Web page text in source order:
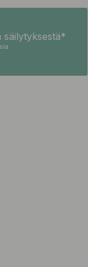
säilytyksestä*